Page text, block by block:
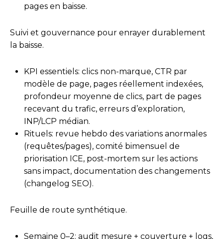
pages en baisse.
Suivi et gouvernance pour enrayer durablement
la baisse.
KPI essentiels: clics non-marque, CTR par
modèle de page, pages réellement indexées,
profondeur moyenne de clics, part de pages
recevant du trafic, erreurs d’exploration,
INP/LCP médian.
Rituels: revue hebdo des variations anormales
(requêtes/pages), comité bimensuel de
priorisation ICE, post-mortem sur les actions
sans impact, documentation des changements
(changelog SEO).
Feuille de route synthétique.
Semaine 0–2: audit mesure + couverture + logs,